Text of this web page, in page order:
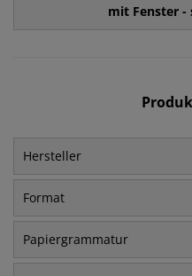
mit Fenster -
Hersteller
Format
Papiergrammatur